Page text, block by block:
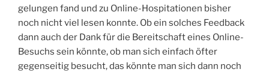
gelungen fand und zu Online-Hospitationen bisher
noch nicht viel lesen konnte. Ob ein solches Feedback
dann auch der Dank für die Bereitschaft eines Online-
Besuchs sein könnte, ob man sich einfach öfter
gegenseitig besucht, das könnte man sich dann noch